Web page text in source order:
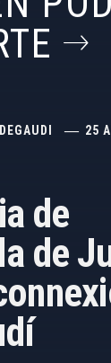
25
de
de